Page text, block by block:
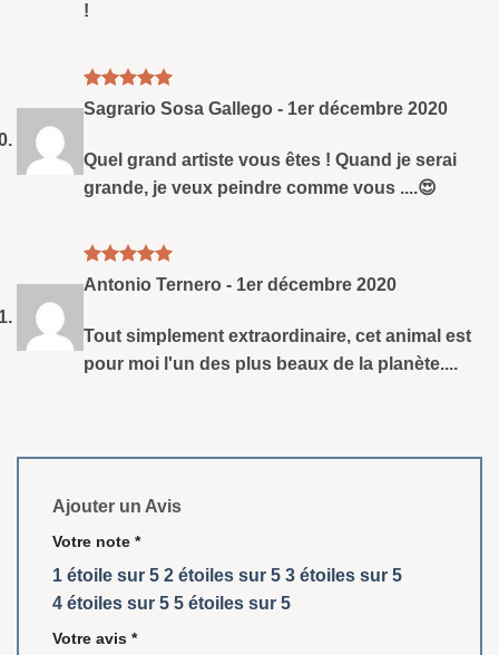
!
Note5sud
Sagrario Sosa Gallego - 1er décembre 2020
Quel grand artiste vous êtes ! Quand je serai
grande, je veux peindre comme vous ....😍
Note5sud
Antonio Ternero - 1er décembre 2020
Tout simplement extraordinaire, cet animal est
pour moi l'un des plus beaux de la planète....
Ajouter un Avis
Votre note *
1 étoile sur 5 2 étoiles sur 5 3 étoiles sur 5
4 étoiles sur 5 5 étoiles sur 5
Votre avis *